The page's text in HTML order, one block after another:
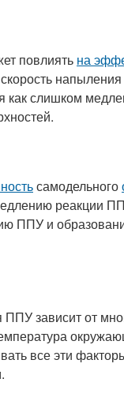
повлиять на
напыления
слишком
самодельного
реакции
ППУ и
зависит от
все эти